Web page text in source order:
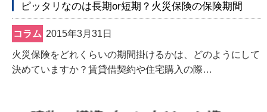
ピッタリなのは長期or短期？火災保険の保険期間
コラム 2015年3月31日
火災保険をどれくらいの期間掛けるかは、どのようにして
決めていますか？賃貸借契約や住宅購入の際…